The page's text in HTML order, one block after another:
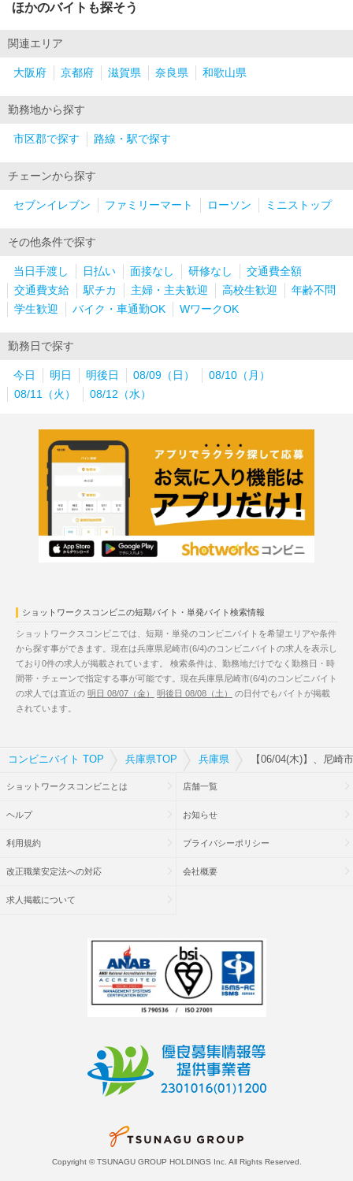
ほかのバイトも探そう
関連エリア
大阪府 京都府 滋賀県 奈良県 和歌山県
勤務地から探す
市区郡で探す 路線・駅で探す
チェーンから探す
セブンイレブン ファミリーマート ローソン ミニストップ
その他条件で探す
当日手渡し 日払い 面接なし 研修なし
交通費全額
交通費支給
駅チカ 主婦・主夫歓迎 高校生歓迎
年齢不問
学生歓迎
バイク・車通勤OK WワークOK
勤務日で探す
今日 明日 明後日 08/09（日）
08/10（月）
08/11（火）
08/12（水）
ショットワークスコンビニの短期バイト・単発バイト検索情報
ショットワークスコンビニでは、短期・単発のコンビニバイトを希望エリアや条件
から探す事ができます。現在は兵庫県尼崎市(6/4)のコンビニバイトの求人を表示し
ており0件の求人が掲載されています。 検索条件は、勤務地だけでなく勤務日・時
間帯・チェーンで指定する事が可能です。現在兵庫県尼崎市(6/4)のコンビニバイト
の求人では直近の 明日 08/07（金） 明後日 08/08（土）
の日付でもバイトが掲載
されています。
コンビニバイト TOP 兵庫県TOP 兵庫県 【06/04(木)】、尼崎
ショットワークスコンビニとは 店舗一覧
ヘルプ お知らせ
利用規約 プライバシーポリシー
改正職業安定法への対応 会社概要
求人掲載について
Copyright © TSUNAGU GROUP HOLDINGS Inc. All Rights Reserved.